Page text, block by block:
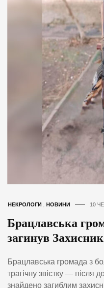
НЕКРОЛОГИ НОВИНИ 10
Брацлавська
загинув
Брацлавська громада з
трагічну звістку — після
знайдено загиблим